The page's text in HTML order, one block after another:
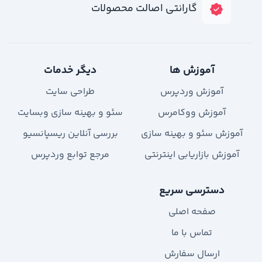
گارانتی اصالت محصولات
آموزش ها
آموزش وردپرس
آموزش ووکامرس
آموزش سئو و بهینه سازی
آموزش بازاریابی اینترنتی
دیگر خدمات
طراحی سایت
سئو و بهینه سازی وبسایت
بررسی آنلاین ریسپانسیو
مرجع توابع وردپرس
دسترسی سریع
صفحه اصلی
تماس با ما
ارسال سفارش